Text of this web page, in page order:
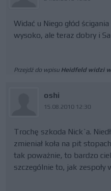
Widać u Niego głód
wysoko, ale teraz dobry i
Przejdź do wpisu Heidfeld widzi
oshi
15.08.2010 12:30
Trochę szkoda Nick`a.
zmieniał koła na pit
tak poważnie, to bardzo
szczególnie to, jak